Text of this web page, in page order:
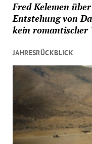
Fred Kelemen
Entstehung von
kein romantischer
JAHRESRÜCKBLICK